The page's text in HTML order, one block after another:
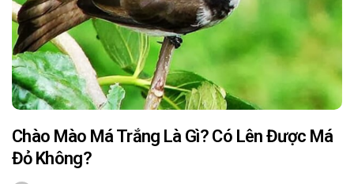
Chào Mào Má Trắng Là Gì? Có Lên Được Má
Đỏ Không?